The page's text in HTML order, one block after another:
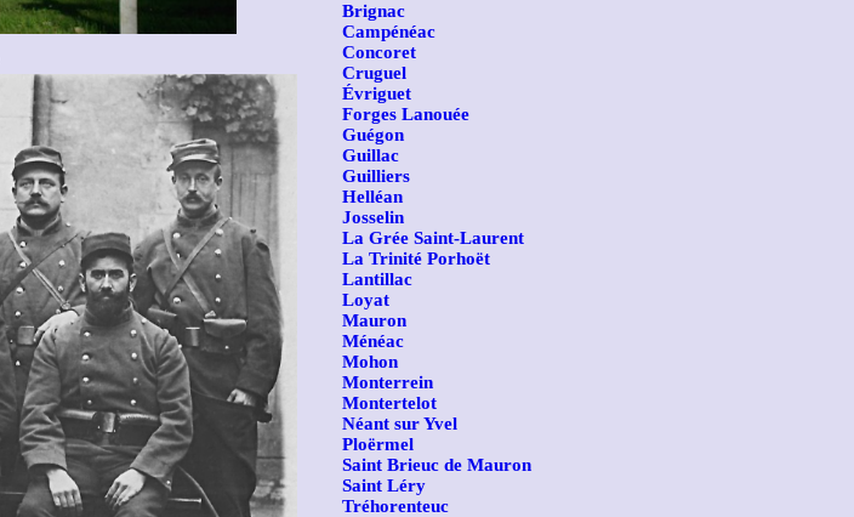
Brignac
Campénéac
Concoret
Cruguel
Évriguet
Forges Lanouée
Guégon
Guillac
Guilliers
Helléan
Josselin
La Grée Saint-Laurent
La Trinité Porhoët
Lantillac
Loyat
Mauron
Ménéac
Mohon
Monterrein
Montertelot
Néant sur Yvel
Ploërmel
Saint Brieuc de Mauron
Saint Léry
Tréhorenteuc